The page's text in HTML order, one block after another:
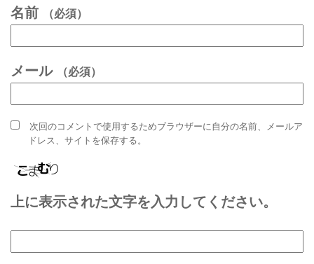
名前 （必須）
メール （必須）
次回のコメントで使用するためブラウザーに自分の名前、メールア
ドレス、サイトを保存する。
上に表示された文字を入力してください。